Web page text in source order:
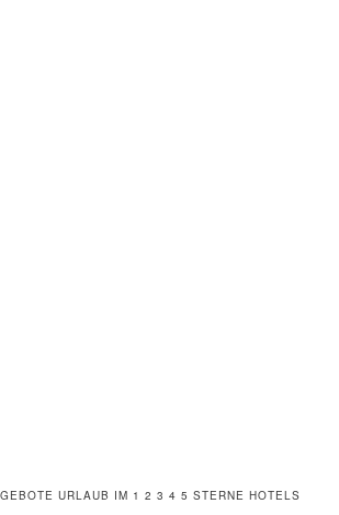
URLAUB IM 1 2 3 4 5 STERNE HOTELS